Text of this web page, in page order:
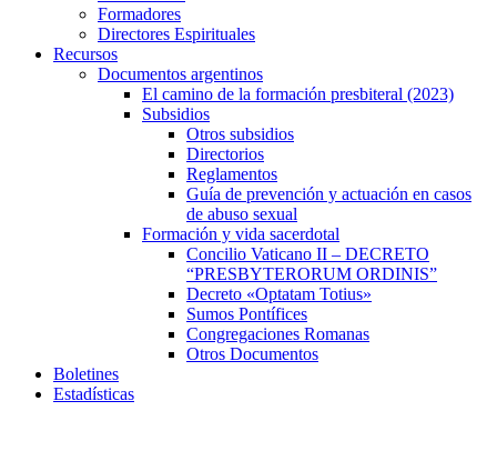
Formadores
Directores Espirituales
Recursos
Documentos argentinos
El camino de la formación presbiteral (2023)
Subsidios
Otros subsidios
Directorios
Reglamentos
Guía de prevención y actuación en casos
de abuso sexual
Formación y vida sacerdotal
Concilio Vaticano II – DECRETO
“PRESBYTERORUM ORDINIS”
Decreto «Optatam Totius»
Sumos Pontífices
Congregaciones Romanas
Otros Documentos
Boletines
Estadísticas